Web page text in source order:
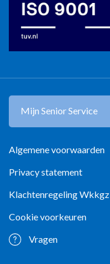
Algemene voorwaarden
Privacy statement
Klachtenregeling Wkkgz
Cookie voorkeuren
Vragen
Mijn Senior Service